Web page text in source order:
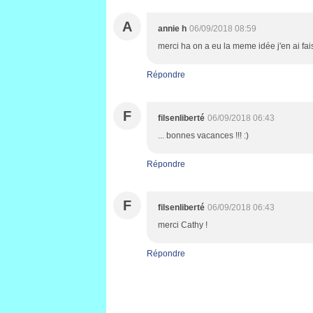
A annie h 06/09/2018 08:59
merci ha on a eu la meme idée j'en ai
Répondre
F filsenliberté 06/09/2018 06:43
... bonnes vacances !!! :)
Répondre
F filsenliberté 06/09/2018 06:43
merci Cathy !
Répondre